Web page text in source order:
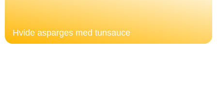
Hvide asparges med tunsauce